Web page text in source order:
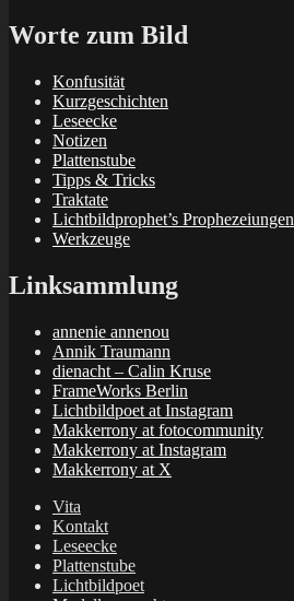
Worte zum Bild
Konfusität
Kurzgeschichten
Leseecke
Notizen
Plattenstube
Tipps & Tricks
Traktate
Lichtbildprophet’s Prophezeiungen
Werkzeuge
Linksammlung
annenie annenou
Annik Traumann
dienacht – Calin Kruse
FrameWorks Berlin
Lichtbildpoet at Instagram
Makkerrony at fotocommunity
Makkerrony at Instagram
Makkerrony at X
Vita
Kontakt
Leseecke
Plattenstube
Lichtbildpoet